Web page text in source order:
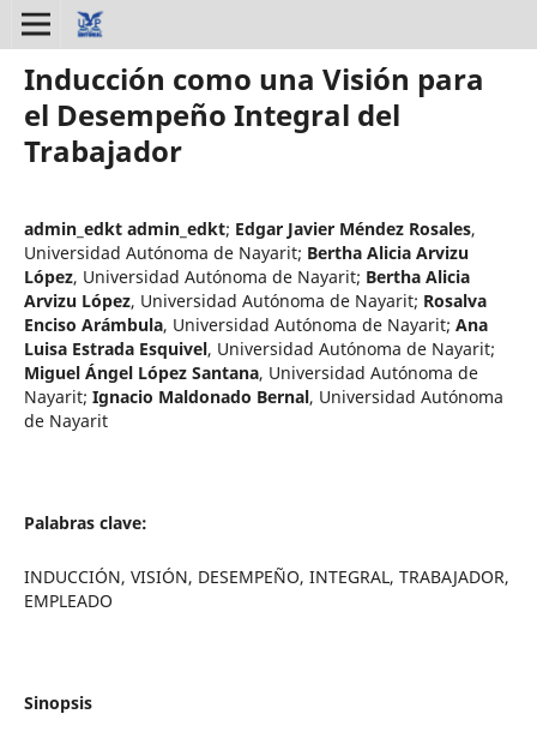
Inducción como una Visión para
el Desempeño Integral del
Trabajador
admin_edkt admin_edkt; Edgar Javier Méndez Rosales,
Universidad Autónoma de Nayarit; Bertha Alicia Arvizu
López, Universidad Autónoma de Nayarit; Bertha Alicia
Arvizu López, Universidad Autónoma de Nayarit; Rosalva
Enciso Arámbula, Universidad Autónoma de Nayarit; Ana
Luisa Estrada Esquivel, Universidad Autónoma de Nayarit;
Miguel Ángel López Santana, Universidad Autónoma de
Nayarit; Ignacio Maldonado Bernal, Universidad Autónoma
de Nayarit
Palabras clave:
INDUCCIÓN, VISIÓN, DESEMPEÑO, INTEGRAL, TRABAJADOR,
EMPLEADO
Sinopsis